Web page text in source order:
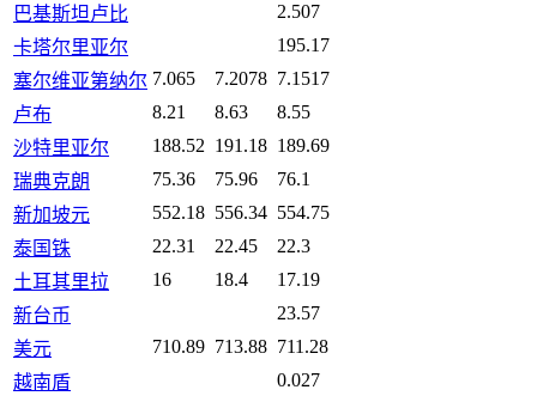
巴基斯坦卢比
2.507
卡塔尔里亚尔
195.17
塞尔维亚第纳尔 7.065 7.2078 7.1517
卢布
8.21 8.63
8.55
沙特里亚尔
188.52 191.18 189.69
瑞典克朗
75.36 75.96
76.1
新加坡元
552.18 556.34 554.75
泰国铢
22.31 22.45
22.3
土耳其里拉
16 18.4
17.19
新台币
23.57
美元
710.89 713.88 711.28
越南盾
0.027